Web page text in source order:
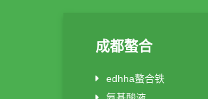
成都螯合
edhha螯合铁